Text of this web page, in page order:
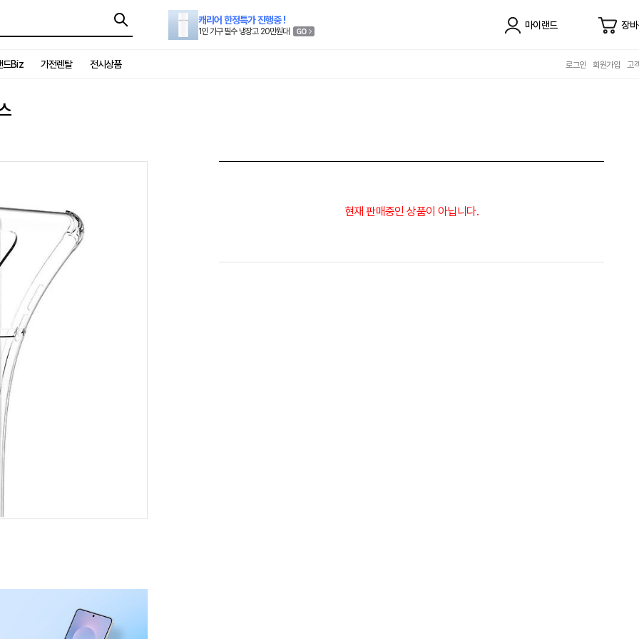
캐리어 한정특가 진행중 !
1인 가구 필수 냉장고 20만원대
마이랜드 장
드Biz 가전렌탈 전시상품 로그인 회원가입 고
현재 판매중인 상품이 아닙니다.